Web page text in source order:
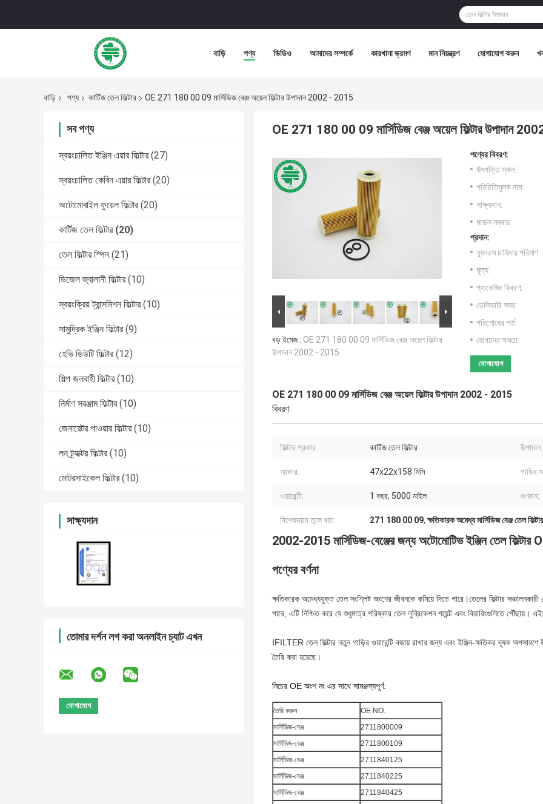
বাড়ি পণ্য ভিডিও আমাদের সম্পর্কে কারখানা ভ্রমণ মান নিয়ন্ত্রণ যোগাযোগ করুন
বাড়ি পণ্য কার্টিজ তেল ফিল্টার OE 271 180 00 09 মার্সিডিজ বেঞ্জ অয়েল ফিল্টার উপাদান 2002 - 2015
সব পণ্য
স্বয়ংচালিত ইঞ্জিন এয়ার ফিল্টার (27)
স্বয়ংচালিত কেবিন এয়ার ফিল্টার (20)
অটোমোবাইল ফুয়েল ফিল্টার (20)
কার্টিজ তেল ফিল্টার (20)
তেল ফিল্টার স্পিন (21)
ডিজেল জ্বালানী ফিল্টার (10)
স্বয়ংক্রিয় ট্রান্সমিশন ফিল্টার (10)
সামুদ্রিক ইঞ্জিন ফিল্টার (9)
হেভি ডিউটি ​​ফিল্টার (12)
শিল্প জলবাহী ফিল্টার (10)
নির্মাণ সরঞ্জাম ফিল্টার (10)
জেনারেটর পাওয়ার ফিল্টার (10)
লন ট্র্যাক্টর ফিল্টার (10)
মোটরসাইকেল ফিল্টার (10)
সাক্ষ্যদান
তোমার দর্শন লগ করা অনলাইন চ্যাট এখন
OE 271 180 00 09 মার্সিডিজ বেঞ্জ অয়েল ফিল্টার উপাদান
বড় ইমেজ : OE 271 180 00 09 মার্সিডিজ বেঞ্জ অয়েল ফিল্টার
উপাদান 2002 - 2015
পণ্যের বিবরণ:
উৎপত্তি স্থল:
পরিচিতিমুলক নাম:
সাক্ষ্যদান:
মডেল নম্বার:
প্রদান:
ন্যূনতম চাহিদার পরিমাণ:
মূল্য:
প্যাকেজিং বিবরণ:
ডেলিভারি সময়:
পরিশোধের শর্ত:
যোগানের ক্ষমতা:
যোগাযোগ
OE 271 180 00 09 মার্সিডিজ বেঞ্জ অয়েল ফিল্টার উপাদান 2002 - 2015
বিবরণ
ফিল্টার প্রকার: কার্টিজ তেল ফিল্টার উপাদান:
আকার: 47x22x158 মিমি গাড়ির
ওয়ারেন্টি: 1 বছর, 5000 মাইল গুণমান:
বিশেষভাবে তুলে ধরা: 271 180 00 09,ক্ষতিকারক অমেধ্য মার্সিডিজ বেঞ্জ তেল ফিল্টার
2002-2015 মার্সিডিজ-বেঞ্জের জন্য অটোমোটিভ ইঞ্জিন তেল
পণ্যের বর্ণনা
ক্ষতিকারক অমেধ্যযুক্ত তেল সংশ্লিষ্ট অংশের জীবনকে কমিয়ে দিতে পারে।তেলের ফিল্টার
পারে, এটি নিশ্চিত করে যে শুধুমাত্র পরিষ্কার তেল লুব্রিকেশন পয়েন্ট এবং বিয়ারিংগুলিতে পৌঁছায়।
IFILTER তেল ফিল্টার নতুন গাড়ির ওয়ারেন্টি বজায় রাখার জন্য এবং ইঞ্জিন-ক্ষতিকর দূষক
তৈরি করা হয়েছে।
নিচের OE অংশ নং এর সাথে সামঞ্জস্যপূর্ণ:
তৈরি করুন
OE NO.
মার্সিডিজ-বেঞ্জ
2711800009
মার্সিডিজ-বেঞ্জ
2711800109
মার্সিডিজ-বেঞ্জ
2711840125
মার্সিডিজ-বেঞ্জ
2711840225
মার্সিডিজ-বেঞ্জ
2711840425